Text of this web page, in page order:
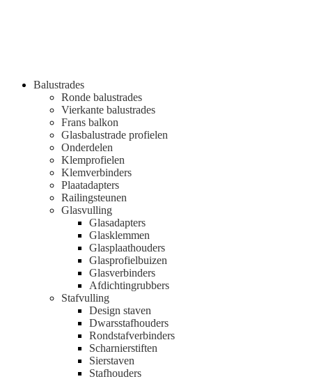
Balustrades
Ronde balustrades
Vierkante balustrades
Frans balkon
Glasbalustrade profielen
Onderdelen
Klemprofielen
Klemverbinders
Plaatadapters
Railingsteunen
Glasvulling
Glasadapters
Glasklemmen
Glasplaathouders
Glasprofielbuizen
Glasverbinders
Afdichtingrubbers
Stafvulling
Design staven
Dwarsstafhouders
Rondstafverbinders
Scharnierstiften
Sierstaven
Stafhouders